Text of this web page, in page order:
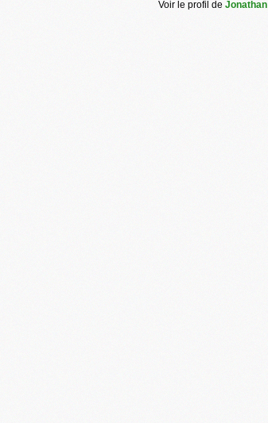
Voir le profil de Jonathan